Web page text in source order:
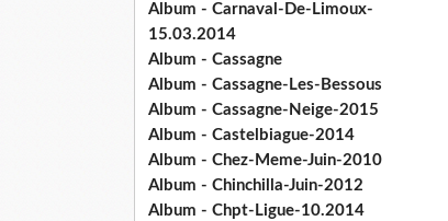
Album - Carnaval-De-Limoux-
15.03.2014
Album - Cassagne
Album - Cassagne-Les-Bessous
Album - Cassagne-Neige-2015
Album - Castelbiague-2014
Album - Chez-Meme-Juin-2010
Album - Chinchilla-Juin-2012
Album - Chpt-Ligue-10.2014